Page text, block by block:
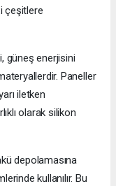
çeşitlere
güneş enerjisini
Paneller
iletken
olarak silikon
depolamasına
kullanılır. Bu